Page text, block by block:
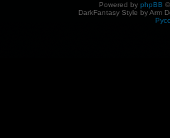
Powered by phpBB
DarkFantasy Style by Arm